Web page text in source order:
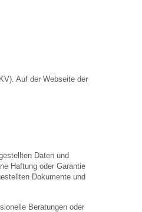
Auf der Webseite der
Daten und
Haftung oder Garantie
Dokumente und
Beratungen oder